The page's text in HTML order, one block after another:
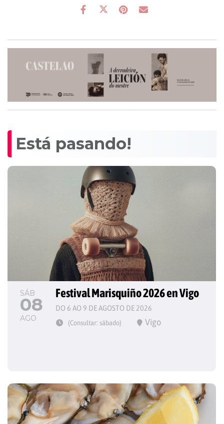
Está pasando!
SÁB
08
AGO
Festival Marisquiño 2026 en Vigo
DO 6 AO 9 DE AGOSTO DE 2026
(Consultar: sábado) Vigo